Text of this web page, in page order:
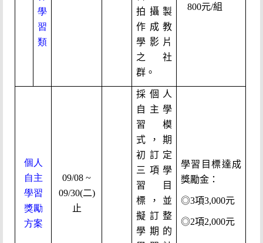
學
習
類
拍攝製
作成教
學影片
之社
群。
800元/組
個人
自主
學習
獎勵
方案
09/08 ~
09/30(二)
止
採個人
自主學
習模
式，期
初訂定
三項學
習目
標，並
擬訂整
學期的
學習目標達成
獎勵金：
◎3項3,000元
◎2項2,000元